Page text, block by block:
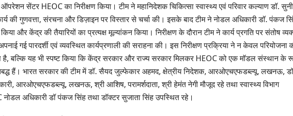
ऑपरेशन सेंटर HEOC का निरीक्षण किया। टीम ने महानिदेशक चिकित्सा स्वास्थ्य एवं परिवार कल्याण डॉ.
की गुणवत्ता, संरचना और डिज़ाइन पर विस्तार से चर्चा की। इसके बाद टीम ने नोडल अधिकारी डॉ. पंकज
और केंद्र की तैयारियों का प्रत्यक्ष मूल्यांकन किया। निरीक्षण के दौरान टीम ने कार्य प्रगति पर संतोष
गई पारदर्शी एवं व्यवस्थित कार्यप्रणाली की सराहना की। इस निरीक्षण प्रक्रिया ने न केवल परियोजना
है, बल्कि यह भी स्पष्ट किया कि केंद्र सरकार और राज्य सरकार मिलकर HEOC को एक मॉडल संस्थान के
हैं। भारत सरकार की टीम में डॉ. सैयद जुल्फेकार अहमद, क्षेत्रीय निदेशक, आरओएचएफडब्ल्यू, लखनऊ,
आरओएचएफडब्ल्यू, लखनऊ, श्री आशिष, परामर्शदाता, श्री हेमंत नेगी मौजूद रहे तथा स्वास्थ्य विभाग
अधिकारी डॉ पंकज सिंह तथा डॉक्टर सुजाता सिंह उपस्थित रहे।
दिल्ली-देहरादून कॉरिडोर
से जुड़ी 12 किमी
ग्रीनफील्ड बाईपास का
डीएम ने किया निरीक्षण…
AUGUST 6, 2026
उत्तराखण्ड
डीएम
सूची